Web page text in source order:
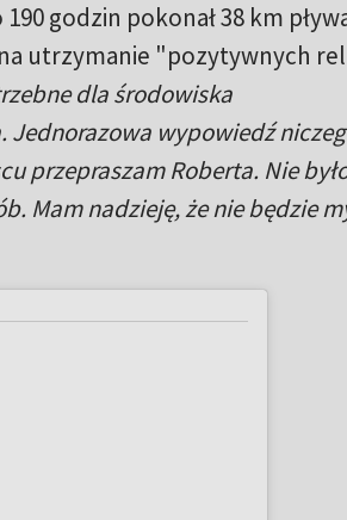
godzin pokonał 38 km
na utrzymanie "pozytywnych
dla środowiska
wypowiedź
przepraszam Roberta. Nie
Mam nadzieję, że nie będzie